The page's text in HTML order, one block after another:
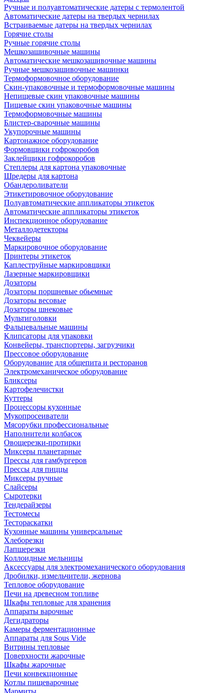
Ручные и полуавтоматические датеры с термолентой
Автоматические датеры на твердых чернилах
Встраиваемые датеры на твердых чернилах
Горячие столы
Ручные горячие столы
Мешкозашивочные машины
Автоматические мешкозашивочные машины
Ручные мешкозашивочные машинки
Термоформовочное оборудование
Скин-упаковочные и термоформовочные машины
Непищевые скин упаковочные машины
Пищевые скин упаковочные машины
Термоформовочные машины
Блистер-сварочные машины
Укупорочные машины
Картонажное оборудование
Формовщики гофрокоробов
Заклейщики гофрокоробов
Степлеры для картона упаковочные
Шредеры для картона
Обандероливатели
Этикетировочное оборудование
Полуавтоматические аппликаторы этикеток
Автоматические аппликаторы этикеток
Инспекционное оборудование
Металлодетекторы
Чеквейеры
Маркировочное оборудование
Принтеры этикеток
Каплеструйные маркировщики
Лазерные маркировщики
Дозаторы
Дозаторы поршневые обьемные
Дозаторы весовые
Дозаторы шнековые
Мультиголовки
Фальцевальные машины
Клипсаторы для упаковки
Конвейеры, транспортеры, загрузчики
Прессовое оборудование
Оборудование для общепита и ресторанов
Электромеханическое оборудование
Бликсеры
Картофелечистки
Куттеры
Процессоры кухонные
Мукопросеиватели
Мясорубки профессиональные
Наполнители колбасок
Овощерезки-протирки
Миксеры планетарные
Прессы для гамбургеров
Прессы для пиццы
Миксеры ручные
Слайсеры
Сыротерки
Тендерайзеры
Тестомесы
Тестораскатки
Кухонные машины универсальные
Хлеборезки
Лапшерезки
Коллоидные мельницы
Аксессуары для электромеханического оборудования
Дробилки, измельчители, жернова
Тепловое оборудование
Печи на древесном топливе
Шкафы тепловые для хранения
Аппараты варочные
Дегидраторы
Камеры ферментационные
Аппараты для Sous Vide
Витрины тепловые
Поверхности жарочные
Шкафы жарочные
Печи конвекционные
Котлы пищеварочные
Мармиты